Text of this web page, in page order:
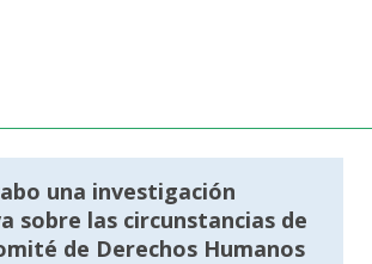
una investigación
sobre las circunstancias de
de Derechos Humanos